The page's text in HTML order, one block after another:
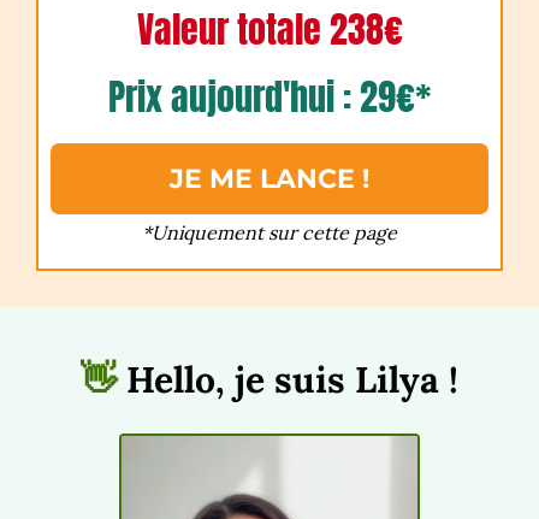
Valeur totale 238€
Prix aujourd'hui : 29€*
JE ME LANCE !
*Uniquement sur cette page
👋Hello, je suis Lilya !